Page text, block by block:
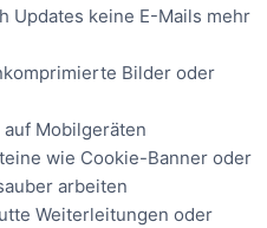
Updates keine E-Mails mehr
Bilder oder
Mobilgeräten
wie Cookie-Banner oder
arbeiten
Weiterleitungen oder